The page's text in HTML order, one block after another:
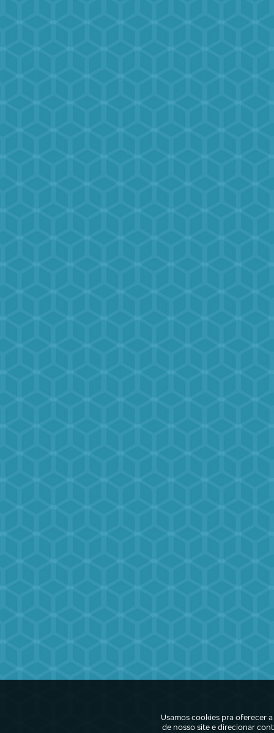
Usamos cookies pra oferecer
de nosso site e direcionar